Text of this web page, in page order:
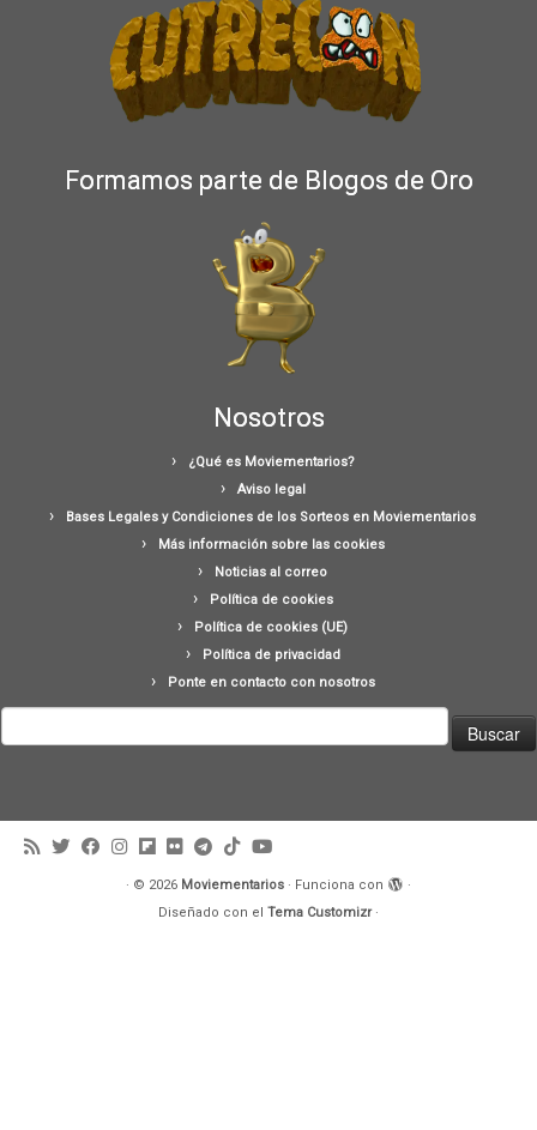
Formamos parte de Blogos de Oro
Nosotros
¿Qué es Moviementarios?
Aviso legal
Bases Legales y Condiciones de los Sorteos en Moviementarios
Más información sobre las cookies
Noticias al correo
Política de cookies
Política de cookies (UE)
Política de privacidad
Ponte en contacto con nosotros
· © 2026 Moviementarios · Funciona con
·
Diseñado con el Tema Customizr·